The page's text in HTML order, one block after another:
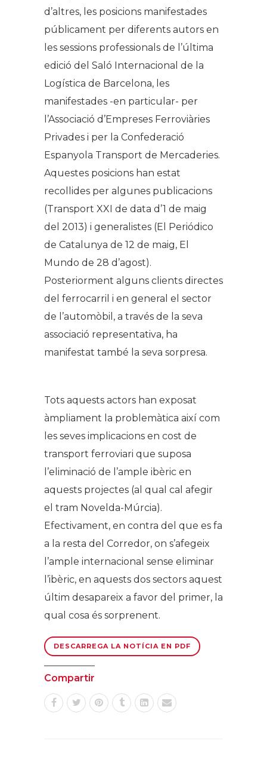
d’altres, les posicions manifestades
públicament per diferents autors en
les sessions professionals de l’última
edició del Saló Internacional de la
Logística de Barcelona, les
manifestades -en particular- per
l’Associació d’Empreses Ferroviàries
Privades i per la Confederació
Espanyola Transport de Mercaderies.
Aquestes posicions han estat
recollides per algunes publicacions
(Transport XXI de data d’1 de maig
del 2013) i generalistes (El Periódico
de Catalunya de 12 de maig, El
Mundo de 28 d’agost).
Posteriorment alguns clients directes
del ferrocarril i en general el sector
de l’automòbil, a través de la seva
associació representativa, ha
manifestat també la seva sorpresa.
Tots aquests actors han exposat
àmpliament la problemàtica així com
les seves implicacions en cost de
transport ferroviari que suposa
l’eliminació de l’ample ibèric en
aquests projectes (al qual cal afegir
el tram Novelda-Múrcia).
Efectivament, en contra del que es fa
a la resta del Corredor, on s’afegeix
l’ample internacional sense eliminar
l’ibèric, en aquests dos sectors aquest
últim desapareix a favor del primer, la
qual cosa és sorprenent.
DESCARREGA LA NOTÍCIA EN PDF
Compartir